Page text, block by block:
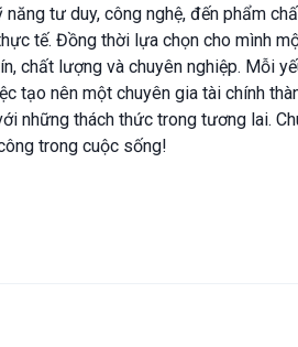
tư duy, công nghệ, đến phẩm
tế. Đồng thời lựa chọn cho mình
chất lượng và chuyên nghiệp. Mỗi
tạo nên một chuyên gia tài chính
những thách thức trong tương lai.
trong cuộc sống!